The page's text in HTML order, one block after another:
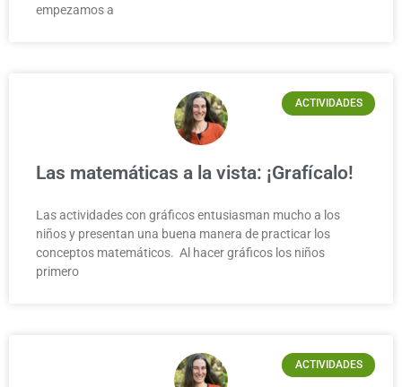
empezamos a
ACTIVIDADES
Las matemáticas a la vista: ¡Grafícalo!
Las actividades con gráficos entusiasman mucho a los
niños y presentan una buena manera de practicar los
conceptos matemáticos. Al hacer gráficos los niños
primero
ACTIVIDADES